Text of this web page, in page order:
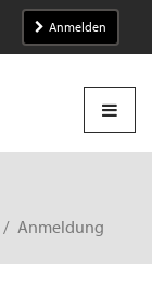
Anmelden
Anmeldung